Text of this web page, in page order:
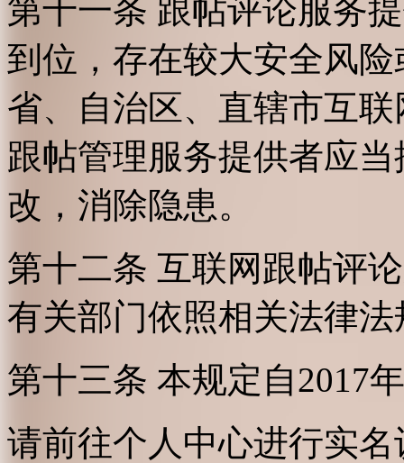
第十一条 跟帖评论服务
到位，存在较大安全风
省、自治区、直辖市互
跟帖管理服务提供者应
改，消除隐患。
第十二条 互联网跟帖评
有关部门依照相关法律
第十三条 本规定自2017
请前往个人中心进行实名